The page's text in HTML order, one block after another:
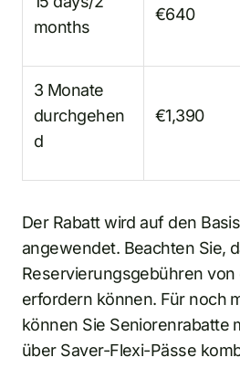
months
€640
3 Monate
durchgehen
d
€1,390
Der Rabatt wird auf den
angewendet. Beachten Sie,
Reservierungsgebühren von
erfordern können. Für noch
können Sie Seniorenrabatte
über Saver-Flexi-Pässe